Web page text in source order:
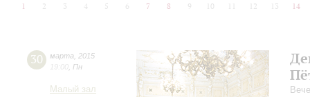
1 2 3 4 5 6 7 8 9 10 12 13 14
30 марта
2015
19:00 Пн
Малый зал